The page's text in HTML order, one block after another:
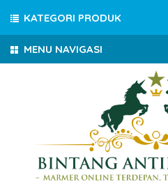
MENU NAVIGASI
KATEGORI PRODUK